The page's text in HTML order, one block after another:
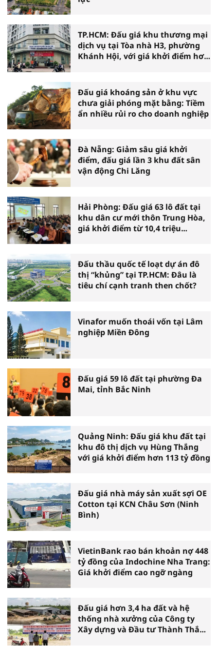
TP.HCM: Đấu giá khu thương mại
dịch vụ tại Tòa nhà H3, phường
Khánh Hội, với giá khởi điểm hơn
Đấu giá khoáng sản ở khu vực
chưa giải phóng mặt bằng: Tiềm
ẩn nhiều rủi ro cho doanh nghiệp
Đà Nẵng: Giảm sâu giá khởi
điểm, đấu giá lần 3 khu đất sân
vận động Chi Lăng
Hải Phòng: Đấu giá 63 lô đất tại
khu dân cư mới thôn Trung Hòa,
giá khởi điểm từ 10,4 triệu
Đấu thầu quốc tế loạt dự án đô
thị “khủng” tại TP.HCM: Đâu là
tiêu chí cạnh tranh then chốt?
Vinafor muốn thoái vốn tại Lâm
nghiệp Miền Đông
Đấu giá 59 lô đất tại phường Đa
Mai, tỉnh Bắc Ninh
Quảng Ninh: Đấu giá khu đất tại
khu đô thị dịch vụ Hùng Thắng
với giá khởi điểm hơn 113 tỷ đồng
Đấu giá nhà máy sản xuất sợi OE
Cotton tại KCN Châu Sơn (Ninh
Bình)
VietinBank rao bán khoản nợ 448
tỷ đồng của Indochine Nha Trang:
Giá khởi điểm cao ngỡ ngàng
Đấu giá hơn 3,4 ha đất và hệ
thống nhà xưởng của Công ty
Xây dựng và Đầu tư Thành Thắng